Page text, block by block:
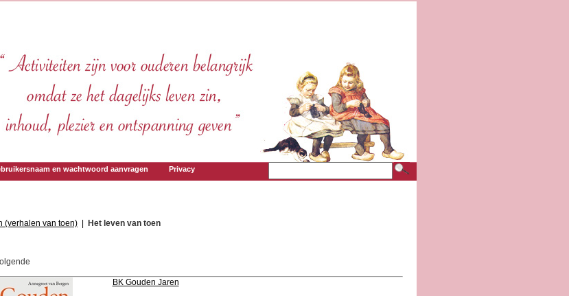
en wachtwoord aanvragen Privacy
(verhalen van toen) Het leven van toen
BK Gouden Jaren